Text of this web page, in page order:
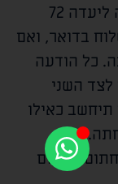
דלעיל תחשב כאילו הגיעה ליעדה 72
בדואר, ואם
כל הודעה
השני
כאילו
במקום